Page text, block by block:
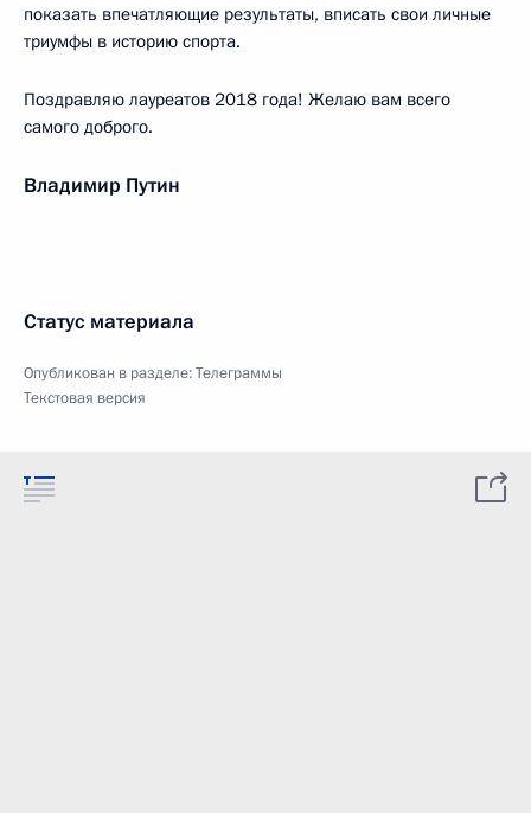
показать впечатляющие результаты, вписать свои личные
триумфы в историю спорта.
Поздравляю лауреатов 2018 года! Желаю вам всего
самого доброго.
Владимир Путин
Статус материала
Опубликован в разделе:Телеграммы
Текстовая версия